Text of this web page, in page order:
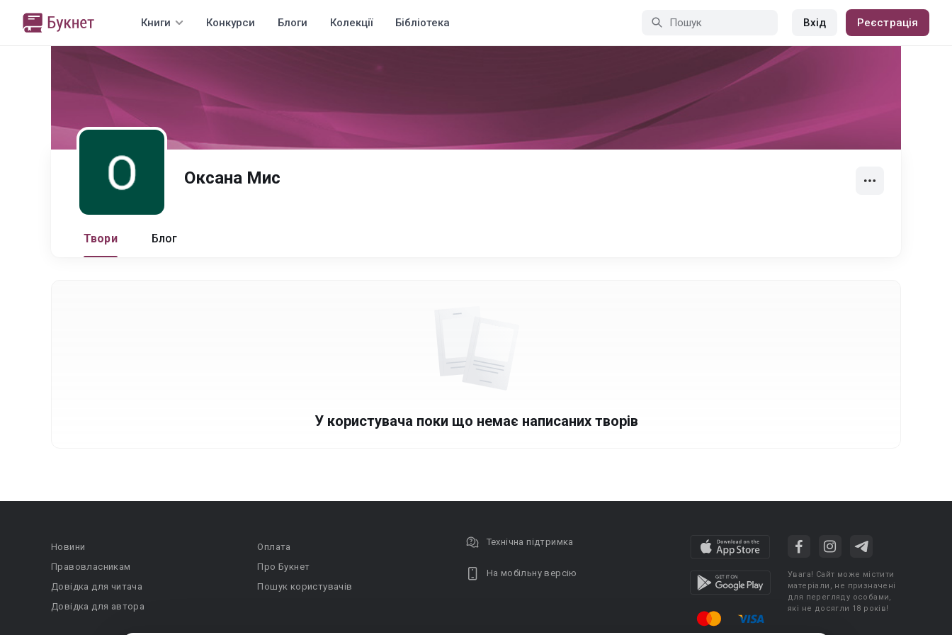
Книги Конкурси Блоги Колекції Бібліотека Вхід Реєстрація
Оксана Мис
Твори Блог
У користувача поки що немає написаних творів
Новини
Правовласникам
Довідка для читача
Довідка для автора
Оплата
Про Букнет
Пошук користувачів
Технічна підтримка
На мобільну версію
Увага! Сайт може містити
матеріали, не призначені
для перегляду особами,
які не досягли 18 років!